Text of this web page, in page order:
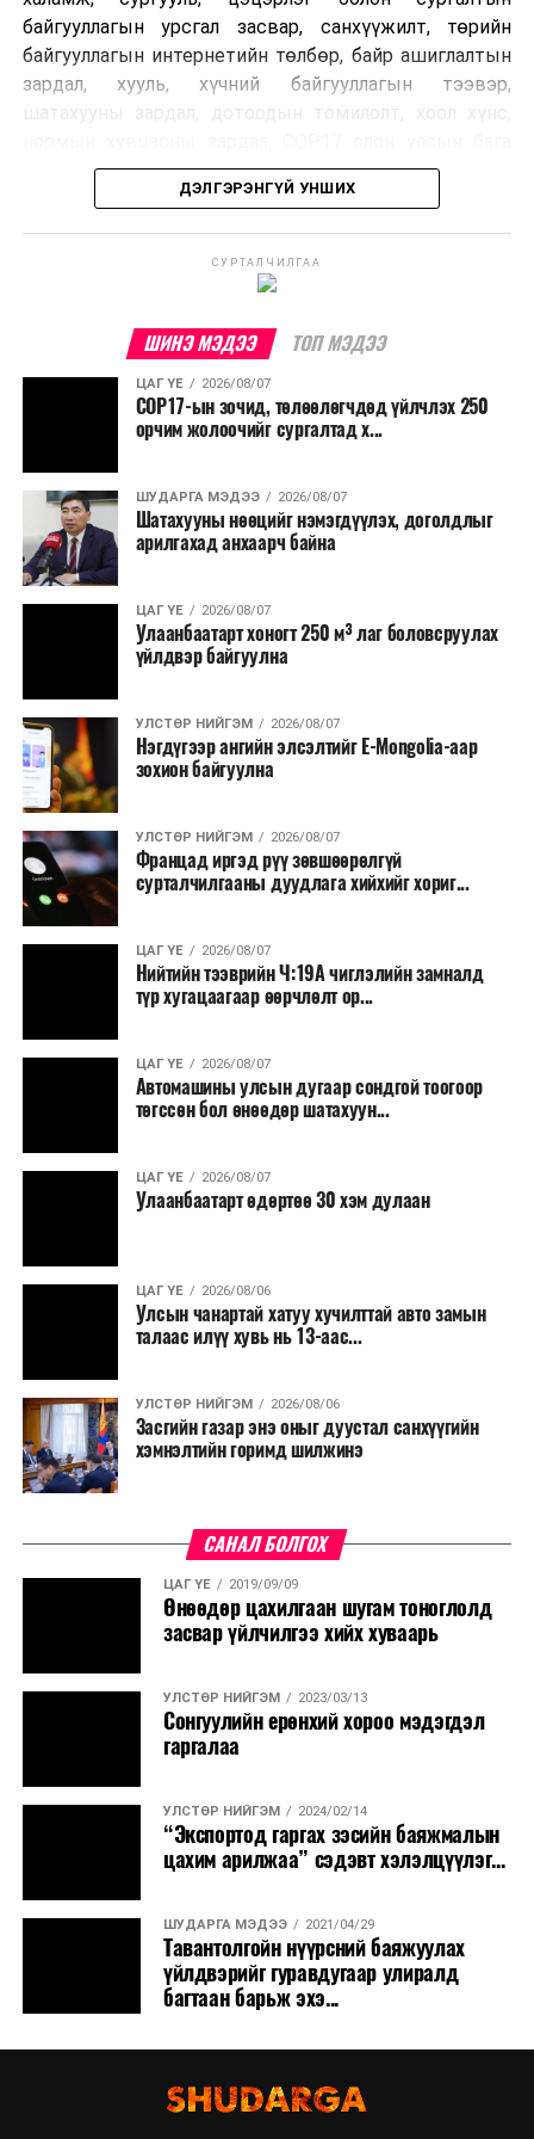
байгууллагын урсгал засвар, санхүүжилт, төрийн
байгууллагын интернетийн төлбөр, байр ашиглалтын
зардал, хууль, хүчний байгууллагын тээвэр,
хурлын зардал, Засгийн газрын өр, орон нутгийн нөөц
хөрөнгийн санхүүжилтийг хэвийн үргэлжлүүлэхээр
шийдвэрлэжээ.
Харин дараах зардлыг хязгаарлахаар болсон байна.
шийдвэртэйгээс бусад хурал, зөвлөгөөн, ой,
тэмдэглэлт өдөр, найр наадам, соёлын арга
Урьдчилан төлөвлөсөн төрийн өндөр албан
тушаалтны томилолтоос бусад гадаад
томилолт, гадаадын зочин хүлээн авах зардал;
Зайлшгүй шаардлагагүй тоног төхөөрөмж,
тавилга, автомашин худалдан авах;
Батлан хамгаалах, хууль зүйн салбараас бусад
Хуулиар заавал мэдээлэхээс бусад кино,
контент, хэвлэлийн зардал;
Заавал олгохоос бусад тэтгэмж, урамшуулал.
Санхүүгийн хэмнэлтийн горимыг 2026 оны
арванхоёрдугаар сарын 31 хүртэл мөрдөнө. Харин
эрүүл мэндийн салбар уг хэмнэлтийн горимд
хамрагдахгүй бөгөөд цэцэрлэг, сургуулийн хүүхдийн
эрт илрүүлэг, вакцинжуулалт, томуу, томуу төст
өвчний эсрэг арга хэмжээ зэрэг зайлшгүй
үргэлжилнэ гэж Ерөнхий сайд Н.Учрал онцоллоо.
Мөн бүх шатны төсвийн ерөнхийлөн захирагч нарт
салбар бүрдээ урсгал зардлыг 20 хувиар бууруулах,
нөхөн томилгоо хийхгүй байх, аялал, амралт, зугаалга,
хамт олны урлаг, спортын арга хэмжээг зохион
байгуулахгүй байх, төрийн албанд шинэ орон тоо бий
сургалтыг цахим хэлбэрт шилжүүлэх, төрийн албан
хаагчдыг зарим өдрүүдэд цахимаар ажиллуулах арга
хэмжээг үргэлжлүүлэхийг үүрэг болголоо.
Төсвийн сахилга бат сайжирч, эдийн засгийн нөхцөл
байдал хэвийн болсон тохиолдолд эдгээр
хязгаарлалтыг үе шаттайгаар сулруулах юм.
ДЭЛГЭРЭНГҮЙ УНШИХ
СУРТАЛЧИЛГАА
ШИНЭ МЭДЭЭ ТОП МЭДЭЭ
ЦАГ ҮЕ 2026/08/07
COP17-ын зочид, төлөөлөгчдөд үйлчлэх 250
орчим жолоочийг сургалтад х...
ШУДАРГА МЭДЭЭ 2026/08/07
Шатахууны нөөцийг нэмэгдүүлэх, доголдлыг
арилгахад анхаарч байна
ЦАГ ҮЕ 2026/08/07
Улаанбаатарт хоногт 250 м³ лаг боловсруулах
үйлдвэр байгуулна
УЛСТӨР НИЙГЭМ 2026/08/07
Нэгдүгээр ангийн элсэлтийг E-Mongolia-аар
зохион байгуулна
УЛСТӨР НИЙГЭМ 2026/08/07
Францад иргэд рүү зөвшөөрөлгүй
сурталчилгааны дуудлага хийхийг хориг...
ЦАГ ҮЕ 2026/08/07
Нийтийн тээврийн Ч:19А чиглэлийн замналд
түр хугацаагаар өөрчлөлт ор...
ЦАГ ҮЕ 2026/08/07
Автомашины улсын дугаар сондгой тоогоор
төгссөн бол өнөөдөр шатахуун...
ЦАГ ҮЕ 2026/08/07
Улаанбаатарт өдөртөө 30 хэм дулаан
ЦАГ ҮЕ 2026/08/06
Улсын чанартай хатуу хучилттай авто замын
талаас илүү хувь нь 13-аас...
УЛСТӨР НИЙГЭМ 2026/08/06
Засгийн газар энэ оныг дуустал санхүүгийн
хэмнэлтийн горимд шилжинэ
САНАЛ БОЛГОХ
ЦАГ ҮЕ 2019/09/09
Өнөөдөр цахилгаан шугам тоноглолд
засвар үйлчилгээ хийх хуваарь
УЛСТӨР НИЙГЭМ 2023/03/13
Сонгуулийн ерөнхий хороо мэдэгдэл
гаргалаа
УЛСТӨР НИЙГЭМ 2024/02/14
“Экспортод гаргах зэсийн баяжмалын
цахим арилжаа” сэдэвт хэлэлцүүлэг...
ШУДАРГА МЭДЭЭ 2021/04/29
Тавантолгойн нүүрсний баяжуулах
үйлдвэрийг гуравдугаар улиралд
багтаан барьж эхэ...